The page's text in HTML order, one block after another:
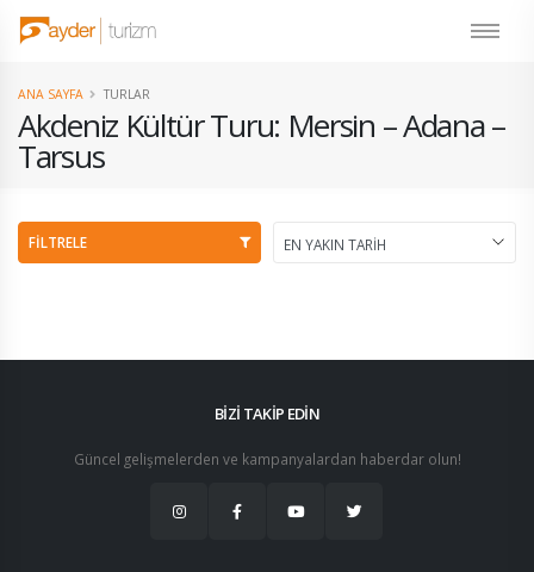
Akdeniz Kültür Turu: Mersin – Adana –
Tarsus
ANA SAYFA TURLAR
FİLTRELE
BİZİ TAKİP EDİN
Güncel gelişmelerden ve kampanyalardan haberdar olun!